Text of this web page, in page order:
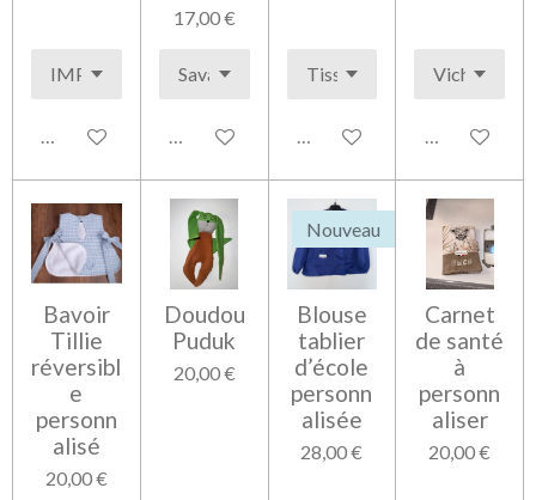
Voir les détails
17,00 €
Voir les détails Voir les détails Voir les
Bavoir
Tillie
réversibl
e
personn
alisé
20,00 €
Doudou
Puduk
20,00 €
Nouveau
Blouse
tablier
d’école
personn
alisée
28,00 €
Carnet
de santé
à
personn
aliser
20,00 €